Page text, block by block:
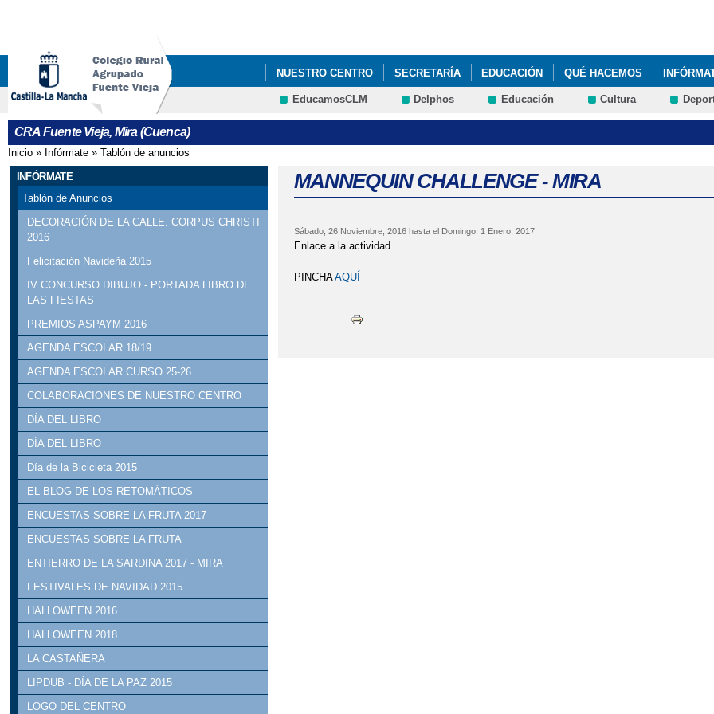
NUESTRO CENTRO SECRETARÍA EDUCACIÓN QUÉ HACEMOS
DURMIENDO CON TIBURONES 2023 DÍA DEL AUTISMO FELICITACIÓN
EducamosCLM Delphos Educación Cultura
CRA Fuente Vieja, Mira (Cuenca)
Se encuentra usted aquí
Inicio » Infórmate » Tablón de anuncios
INFÓRMATE
Tablón de Anuncios
DECORACIÓN DE LA CALLE. CORPUS CHRISTI
2016
Felicitación Navideña 2015
IV CONCURSO DIBUJO - PORTADA LIBRO DE
LAS FIESTAS
PREMIOS ASPAYM 2016
AGENDA ESCOLAR 18/19
AGENDA ESCOLAR CURSO 25-26
COLABORACIONES DE NUESTRO CENTRO
DÍA DEL LIBRO
DÍA DEL LIBRO
Día de la Bicicleta 2015
EL BLOG DE LOS RETOMÁTICOS
ENCUESTAS SOBRE LA FRUTA 2017
ENCUESTAS SOBRE LA FRUTA
ENTIERRO DE LA SARDINA 2017 - MIRA
FESTIVALES DE NAVIDAD 2015
HALLOWEEN 2016
HALLOWEEN 2018
LA CASTAÑERA
LIPDUB - DÍA DE LA PAZ 2015
LOGO DEL CENTRO
MANNEQUIN CHALLENGE - MIRA
Sábado, 26 Noviembre, 2016hasta el Domingo, 1 Enero, 2017
Enlace a la actividad
PINCHAAQUÍ